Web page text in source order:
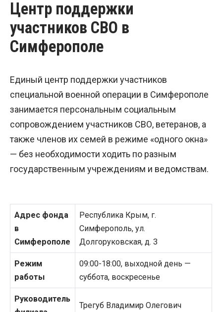
Центр поддержки
участников СВО в
Симферополе
Единый центр поддержки участников
специальной военной операции в Симферополе
занимается персональным социальным
сопровождением участников СВО, ветеранов, а
также членов их семей в режиме «одного окна»
— без необходимости ходить по разным
государственным учреждениям и ведомствам.
Адрес фонда
в
Симферополе
Республика Крым, г.
Симферополь, ул.
Долгоруковская, д. 3
Режим
работы
09:00-18:00, выходной день —
суббота, воскресенье
Руководитель
Трегуб Владимир Олегович